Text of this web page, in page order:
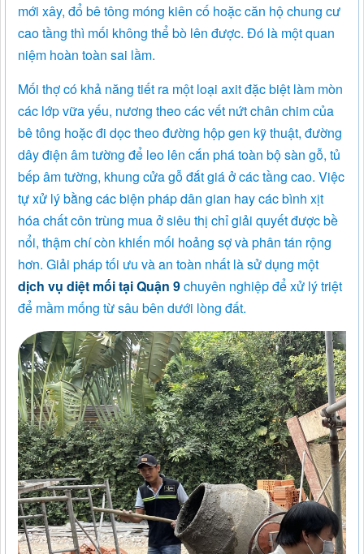
mới xây, đổ bê tông móng kiên cố hoặc căn hộ chung cư
cao tầng thì mối không thể bò lên được. Đó là một quan
niệm hoàn toàn sai lầm.
Mối thợ có khả năng tiết ra một loại axit đặc biệt làm mòn
các lớp vữa yếu, nương theo các vết nứt chân chim của
bê tông hoặc đi dọc theo đường hộp gen kỹ thuật, đường
dây điện âm tường để leo lên cắn phá toàn bộ sàn gỗ, tủ
bếp âm tường, khung cửa gỗ đắt giá ở các tầng cao. Việc
tự xử lý bằng các biện pháp dân gian hay các bình xịt
hóa chất côn trùng mua ở siêu thị chỉ giải quyết được bề
nổi, thậm chí còn khiến mối hoảng sợ và phân tán rộng
hơn. Giải pháp tối ưu và an toàn nhất là sử dụng một
dịch vụ diệt mối tại Quận 9chuyên nghiệp để xử lý triệt
để mầm mống từ sâu bên dưới lòng đất.